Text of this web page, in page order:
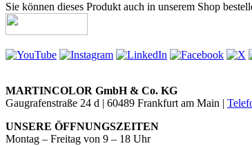
Sie können dieses Produkt auch in unserem Shop
MARTINCOLOR GmbH & Co. KG
Gaugrafenstraße 24 d | 60489 Frankfurt am Main |
UNSERE ÖFFNUNGSZEITEN
Montag – Freitag von 9 – 18 Uhr